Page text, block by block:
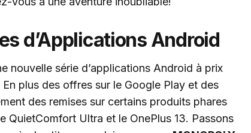
d’Applications Android
nouvelle série d’applications Android à prix
plus des offres sur le Google Play et des
des remises sur certains produits phares
QuietComfort Ultra et le OnePlus 13. Passons